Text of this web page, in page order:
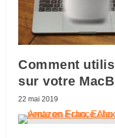
Comment
sur votre
22 mai 2019